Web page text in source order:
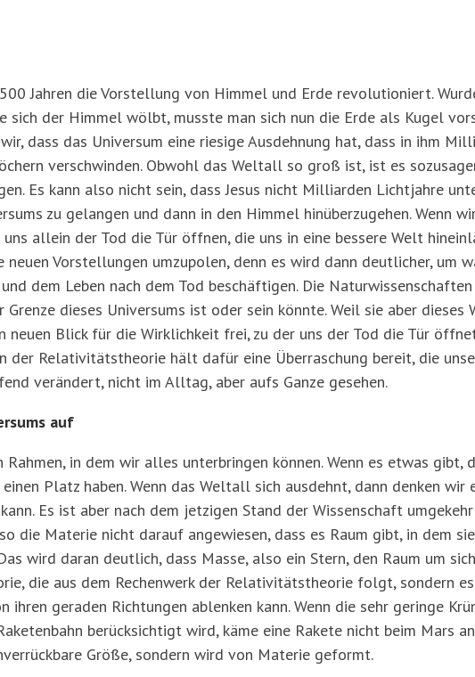
Jahren die Vorstellung von Himmel und Erde revolutioniert.
sich der Himmel wölbt, musste man sich nun die Erde als Kugel
dass das Universum eine riesige Ausdehnung hat, dass in ihm
verschwinden. Obwohl das Weltall so groß ist, ist es
Es kann also nicht sein, dass Jesus nicht Milliarden Lichtjahre
zu gelangen und dann in den Himmel hinüberzugehen. Wenn
allein der Tod die Tür öffnen, die uns in eine bessere Welt
Vorstellungen umzupolen, denn es wird dann deutlicher, um
dem Leben nach dem Tod beschäftigen. Die Naturwissenschaften
dieses Universums ist oder sein könnte. Weil sie aber dieses
neuen Blick für die Wirklichkeit frei, zu der uns der Tod die Tür
der Relativitätstheorie hält dafür eine Überraschung bereit, die
verändert, nicht im Alltag, aber aufs Ganze gesehen.
auf
in dem wir alles unterbringen können. Wenn es etwas gibt,
Platz haben. Wenn das Weltall sich ausdehnt, dann denken wir
Es ist aber nach dem jetzigen Stand der Wissenschaft
die Materie nicht darauf angewiesen, dass es Raum gibt, in dem
wird daran deutlich, dass Masse, also ein Stern, den Raum um
die aus dem Rechenwerk der Relativitätstheorie folgt, sondern
geraden Richtungen ablenken kann. Wenn die sehr geringe
berücksichtigt wird, käme eine Rakete nicht beim Mars
Größe, sondern wird von Materie geformt.